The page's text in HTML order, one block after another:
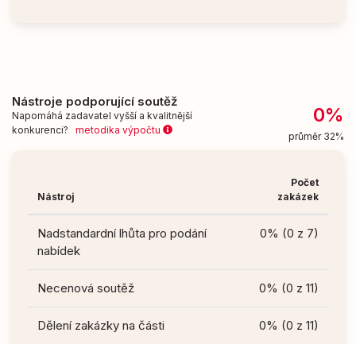
Nástroje podporující soutěž
Napomáhá zadavatel vyšší a kvalitnější
konkurenci? metodika výpočtu
0%
průměr 32%
Nástroj
Počet
zakázek
Nadstandardní lhůta pro podání
nabídek
0% (0 z 7)
Necenová soutěž 0% (0 z 11)
Dělení zakázky na části 0% (0 z 11)